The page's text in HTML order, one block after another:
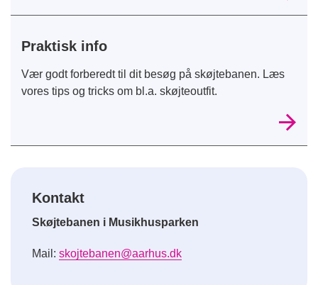
Praktisk info
Vær godt forberedt til dit besøg på skøjtebanen. Læs
vores tips og tricks om bl.a. skøjteoutfit.
Kontakt
Skøjtebanen i Musikhusparken
Mail: skojtebanen@aarhus.dk